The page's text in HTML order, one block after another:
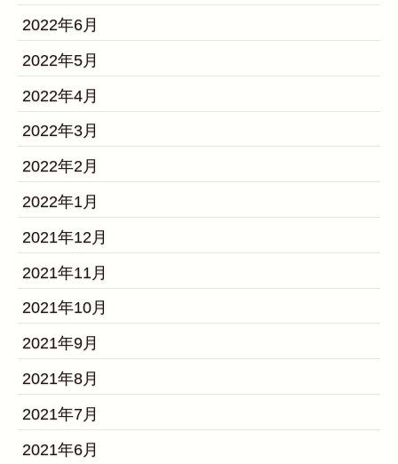
2022年6月
2022年5月
2022年4月
2022年3月
2022年2月
2022年1月
2021年12月
2021年11月
2021年10月
2021年9月
2021年8月
2021年7月
2021年6月